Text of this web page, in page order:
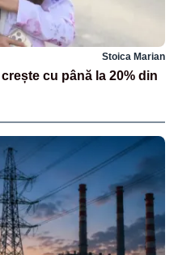
Stoica Marian
cu până la 20% din